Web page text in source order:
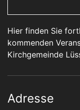
Hier finden Sie
kommenden
Kirchgemeinde
Adresse